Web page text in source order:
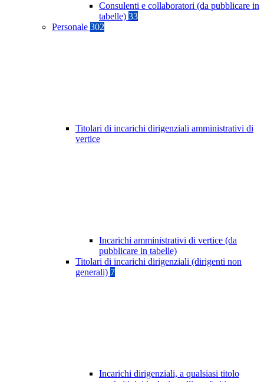
Consulenti e collaboratori (da pubblicare in
tabelle) 33
Personale 302
Titolari di incarichi dirigenziali amministrativi di
vertice
Incarichi amministrativi di vertice (da
pubblicare in tabelle)
Titolari di incarichi dirigenziali (dirigenti non
generali) 7
Incarichi dirigenziali, a qualsiasi titolo